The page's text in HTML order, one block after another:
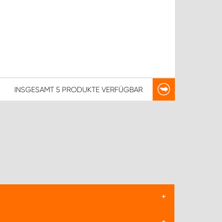
INSGESAMT 5 PRODUKTEVERFÜGBAR
den Einsatz von spezialisierten